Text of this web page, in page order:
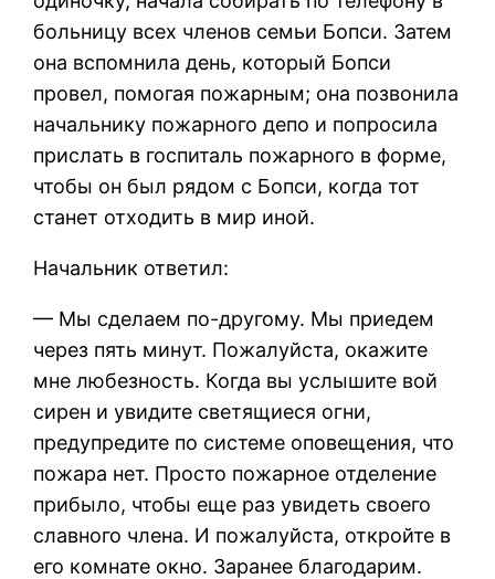
больницу всех членов семьи Бопси. Затем
она вспомнила день, который Бопси
провел, помогая пожарным; она позвонила
начальнику пожарного депо и попросила
прислать в госпиталь пожарного в форме,
чтобы он был рядом с Бопси, когда тот
станет отходить в мир иной.
Начальник ответил:
— Мы сделаем по-другому. Мы приедем
через пять минут. Пожалуйста, окажите
мне любезность. Когда вы услышите вой
сирен и увидите светящиеся огни,
предупредите по системе оповещения, что
пожара нет. Просто пожарное отделение
прибыло, чтобы еще раз увидеть своего
славного члена. И пожалуйста, откройте в
его комнате окно. Заранее благодарим.